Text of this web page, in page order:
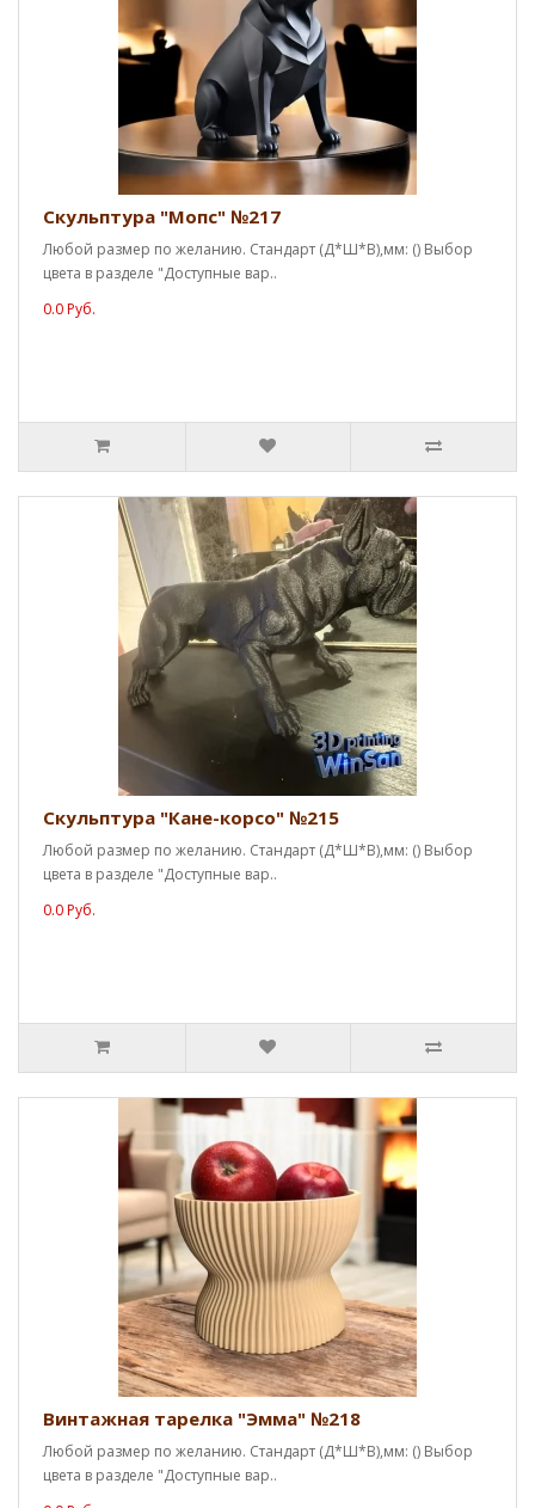
Скульптура "Мопс" №217
Любой размер по желанию. Стандарт (Д*Ш*В),мм: () Выбор
цвета в разделе "Доступные вар..
0.0 Руб.
Скульптура "Кане-корсо" №215
Любой размер по желанию. Стандарт (Д*Ш*В),мм: () Выбор
цвета в разделе "Доступные вар..
0.0 Руб.
Винтажная тарелка "Эмма" №218
Любой размер по желанию. Стандарт (Д*Ш*В),мм: () Выбор
цвета в разделе "Доступные вар..